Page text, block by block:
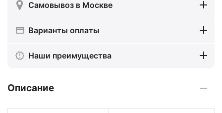
Самовывоз в Москве
Варианты оплаты
Наши преимущества
Описание